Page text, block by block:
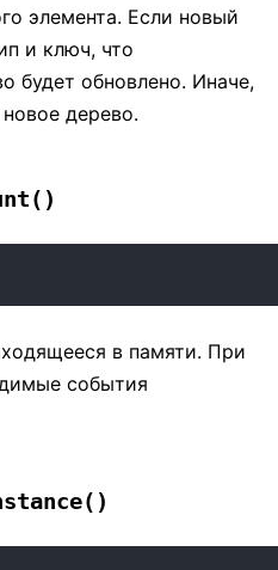
элемента. Если новый
и ключ, что
будет обновлено. Иначе,
дерево.
в памяти. При
события